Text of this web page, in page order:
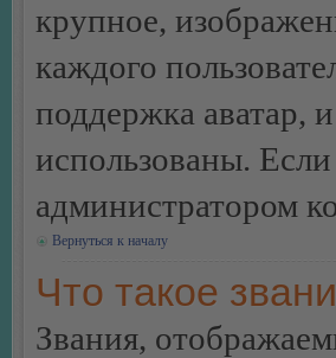
крупное,
каждого
поддержка аватар,
использованы.
администратором
Вернуться к началу
Что такое
Звания,